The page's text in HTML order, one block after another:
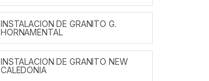
INSTALACION DE GRANITO G.
HORNAMENTAL
INSTALACION DE GRANITO NEW
CALEDONIA